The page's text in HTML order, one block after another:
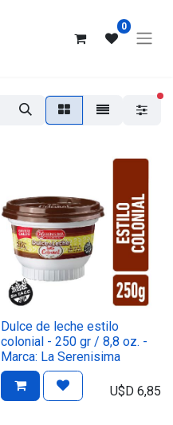
0
Dulce de leche estilo
colonial - 250 gr / 8,8 oz. -
Marca: La Serenisima
U$D 6,85